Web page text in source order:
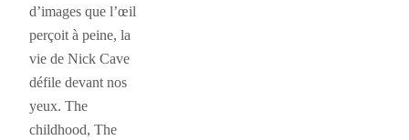
d’images que l’œil
perçoit à peine, la
vie de Nick Cave
défile devant nos
yeux. The
childhood, The